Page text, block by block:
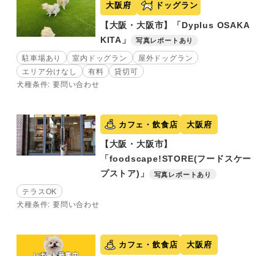
大阪府 ドッグラン
【大阪・大阪市】「Dyplus OSAKA
KITA」
写真レポートあり
駐車場あり 室内ドッグラン
屋外ドッグラン
エリア分けなし
有料
貸切可
犬種条件: 要問い合わせ
カフェ・飲食店 大阪府
【大阪・大阪市】
「foodscape!STORE(フードスケー
プストア)」
写真レポートあり
テラスOK
犬種条件: 要問い合わせ
カフェ・飲食店 大阪府